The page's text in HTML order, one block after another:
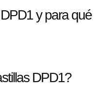
y para qué
DPD1?